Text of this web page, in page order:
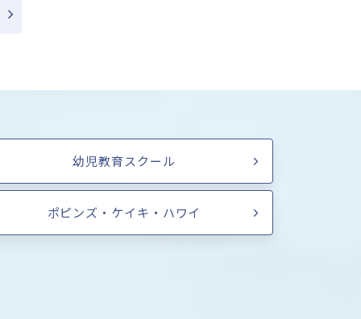
幼児教育スクール
ポピンズ・ケイキ・ハワイ